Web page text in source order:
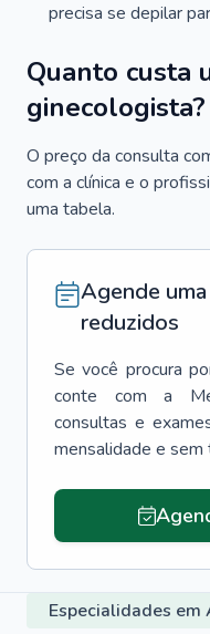
precisa se depilar
Quanto custa
ginecologista?
O preço da consulta
com a clínica e o
uma tabela.
Agende
reduzidos
Se você procura
conte com a
consultas e
mensalidade e sem
Especialidades em